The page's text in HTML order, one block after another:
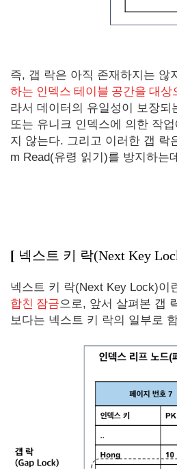
즉, 갭 락은 아직 존재하지는 않
하는 인덱스 테이블 공간을 대상
라서 데이터의 유일성이 보장되
또는 유니크 인덱스에 의한 작
지 않는다. 그리고 이러한 갭 락
m Read(유령 읽기)를 방지하는
[ 넥스트 키 락(Next Key
넥스트 키 락(Next Key Lock)이
합친 잠금으로, 앞서 살펴본 갭
보다는 넥스트 키 락의 일부로